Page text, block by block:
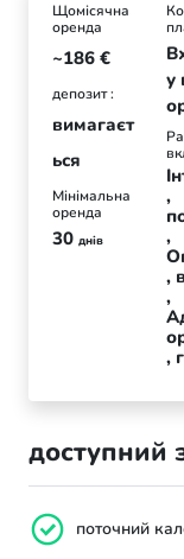
Щомісячна
оренда
~186 €
депозит :
вимагаєт
ься
Мінімальна
оренда
30 днів
у
доступний
поточний